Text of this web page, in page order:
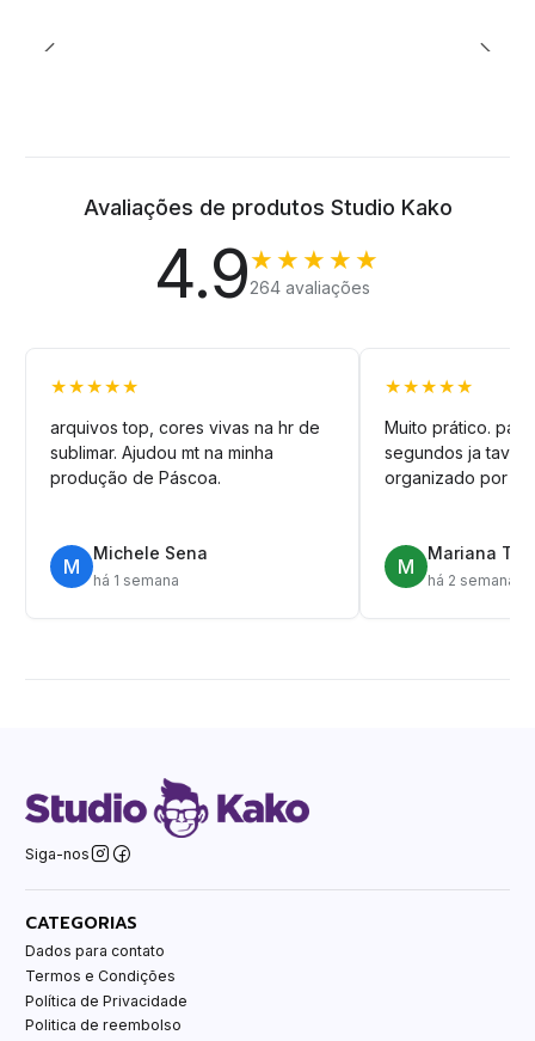
Avaliações de produtos Studio Kako
4.9★★★★★
264 avaliações
★★★★★
arquivos top, cores vivas na hr de
sublimar. Ajudou mt na minha
produção de Páscoa.
M
Michele Sena
há 1 semana
★★★★★
Muito prático.
segundos ja tava
organizado por
M
Mariana T.
há 2 semanas
Siga-nos
CATEGORIAS
Dados para contato
Termos e Condições
Política de Privacidade
Politica de reembolso